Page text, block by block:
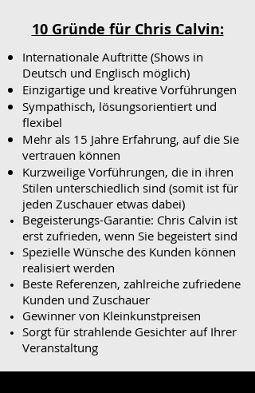
10 Gründe für Chris Calvin:
Internationale Auftritte (Shows in
Deutsch und Englisch möglich)
Einzigartige und kreative Vorführungen
Sympathisch, lösungsorientiert und
flexibel
Mehr als 15 Jahre Erfahrung, auf die Sie
vertrauen können
Kurzweilige Vorführungen, die in ihren
Stilen unterschiedlich sind (somit ist für
jeden Zuschauer etwas dabei)
Begeisterungs-Garantie: Chris Calvin ist
erst zufrieden, wenn Sie begeistert sind
Spezielle Wünsche des Kunden können
realisiert werden
Beste Referenzen, zahlreiche zufriedene
Kunden und Zuschauer
Gewinner von Kleinkunstpreisen
Sorgt für strahlende Gesichter auf Ihrer
Veranstaltung